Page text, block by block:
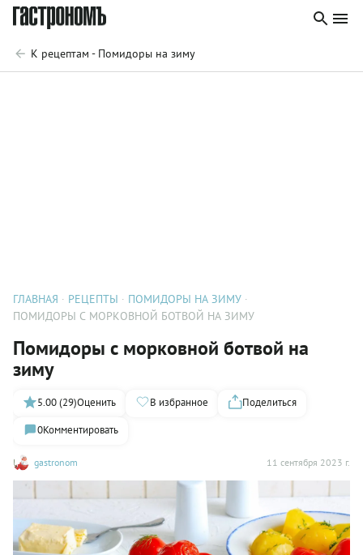
К рецептам - Помидоры на зиму
ГЛАВНАЯ РЕЦЕПТЫ
ПОМИДОРЫ НА ЗИМУ
ПОМИДОРЫ С МОРКОВНОЙ БОТВОЙ НА ЗИМУ
Помидоры с морковной ботвой на
зиму
gastronom 11 сентября 2023 г.
5.00 (29)Оценить В избранное
Поделиться
0Комментировать